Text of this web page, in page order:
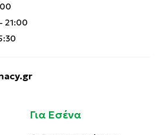
21:00
Για Εσένα